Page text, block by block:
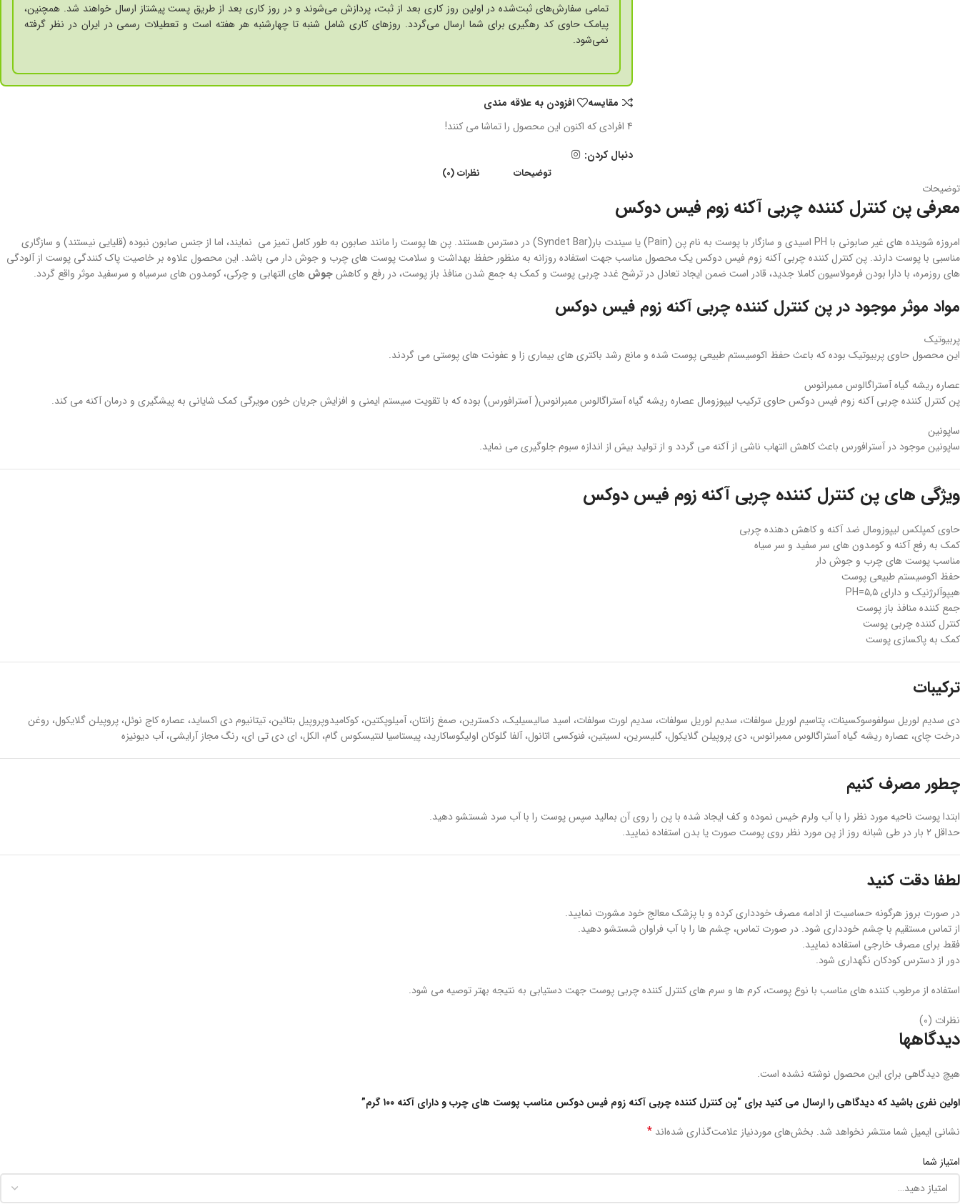
تمامی سفارش‌های ثبت‌شده در اولین روز کاری بعد از ثبت، پردازش می‌شوند و در روز کاری بعد از طریق پست پیشتاز ارسال خواهند شد. همچنین،
پیامک حاوی کد رهگیری برای شما ارسال می‌گردد. روزهای کاری شامل شنبه تا چهارشنبه هر هفته است و تعطیلات رسمی در ایران در نظر گرفته
نمی‌شود.
مقايسه
افزودن به علاقه مندی
4 افرادی که اکنون این محصول را تماشا می کنند!
دنبال کردن:
توضیحات نظرات (0)
توضیحات
معرفی پن کنترل کننده چربی آکنه زوم فیس دوکس
امروزه شوینده های غیر صابونی با PH اسیدی و سازگار با پوست به نام پن (Pain) یا سیندت بار(Syndet Bar) در دسترس هستند. پن ها پوست را مانند صابون به طور کامل تمیز می نمایند، اما از جنس صابون نبوده (قلیایی نیستند) و سازگاری
مناسبی با پوست دارند. پن کنترل کننده چربی آکنه زوم فیس دوکس یک محصول مناسب جهت استفاده روزانه به منظور حفظ بهداشت و سلامت پوست های چرب و جوش دار می باشد. این محصول علاوه بر خاصیت پاک کنندگی پوست از آلودگی
های روزمره، با دارا بودن فرمولاسیون کاملا جدید، قادر است ضمن ایجاد تعادل در ترشح غدد چربی پوست و کمک به جمع شدن منافذ باز پوست، در رفع و کاهشجوش های التهابی و چرکی، کومدون های سرسیاه و سرسفید موثر واقع گردد.
مواد موثر موجود در پن کنترل کننده چربی آکنه زوم فیس دوکس
پربیوتیک
این محصول حاوی پربیوتیک بوده که باعث حفظ اکوسیستم طبیعی پوست شده و مانع رشد باکتری های بیماری زا و عفونت های پوستی می گردند.
عصاره ریشه گیاه آستراگالوس ممبرانوس
پن کنترل کننده چربی آکنه زوم فیس دوکس حاوی ترکیب لیپوزومال عصاره ریشه گیاه آستراگالوس ممبرانوس( آسترافورس) بوده که با تقویت سیستم ایمنی و افزایش جریان خون مویرگی کمک شایانی به پیشگیری و درمان آکنه می کند.
ساپونین
ساپونین موجود در آسترافورس باعث کاهش التهاب ناشی از آکنه می گردد و از تولید بیش از اندازه سبوم جلوگیری می نماید.
ویژگی های پن کنترل کننده چربی آکنه زوم فیس دوکس
حاوی کمپلکس لیپوزومال ضد آکنه و کاهش دهنده چربی
کمک به رفع آکنه و کومدون های سر سفید و سر سیاه
مناسب پوست های چرب و جوش دار
حفظ اکوسیستم طبیعی پوست
هیپوآلرژنیک و دارای PH=۵,۵
جمع کننده منافذ باز پوست
کنترل کننده چربی پوست
کمک به پاکسازی پوست
ترکیبات
دی سدیم لوریل سولفوسوکسینات، پتاسیم لوریل سولفات، سدیم لوریل سولفات، سدیم لورت سولفات، اسید سالیسیلیک، دکسترین، صمغ زانتان، آمیلوپکتین، کوکامیدوپروپیل بتائین، تیتانیوم دی اکساید، عصاره کاج نوئل، پروپیلن گلایکول، روغن
درخت چای، عصاره ریشه گیاه آستراگالوس ممبرانوس، دی پروپیلن گلایکول، گلیسرین، لسیتین، فنوکسی اتانول، آلفا گلوکان اولیگوساکارید، پیستاسیا لنتیسکوس گام، الکل، ای دی تی ای، رنگ مجاز آرایشی، آب دیونیزه
چطور مصرف کنیم
ابتدا پوست ناحیه مورد نظر را با آب ولرم خیس نموده و کف ایجاد شده با پن را روی آن بمالید سپس پوست را با آب سرد شستشو دهید.
حداقل ۲ بار در طی شبانه روز از پن مورد نظر روی پوست صورت یا بدن استفاده نمایید.
لطفا دقت کنید
در صورت بروز هرگونه حساسیت از ادامه مصرف خودداری کرده و با پزشک معالج خود مشورت نمایید.
از تماس مستقیم با چشم خودداری شود. در صورت تماس، چشم ها را با آب فراوان شستشو دهید.
فقط برای مصرف خارجی استفاده نمایید.
دور از دسترس کودکان نگهداری شود.
استفاده از مرطوب کننده های مناسب با نوع پوست، کرم ها و سرم های کنترل کننده چربی پوست جهت دستیابی به نتیجه بهتر توصیه می شود.
نظرات (0)
دیدگاهها
هیچ دیدگاهی برای این محصول نوشته نشده است.
اولین نفری باشید که دیدگاهی را ارسال می کنید برای “پن کنترل کننده چربی آکنه زوم فیس دوکس مناسب پوست های چرب و دارای آکنه ۱۰۰ گرم”
نشانی ایمیل شما منتشر نخواهد شد. بخش‌های موردنیاز علامت‌گذاری شده‌اند *
امتیاز شما